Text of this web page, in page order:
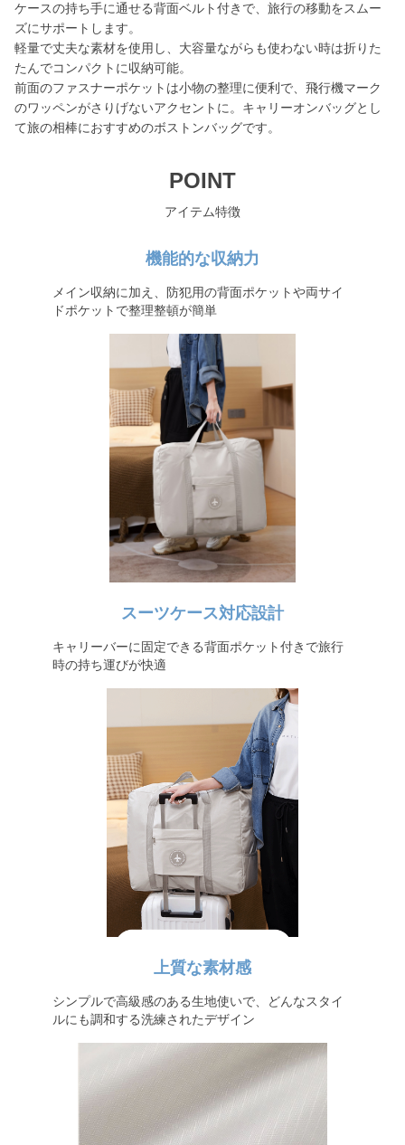
ケースの持ち手に通せる背面ベルト付きで、旅行の移動をスムー
ズにサポートします。
軽量で丈夫な素材を使用し、大容量ながらも使わない時は折りた
たんでコンパクトに収納可能。
前面のファスナーポケットは小物の整理に便利で、飛行機マーク
のワッペンがさりげないアクセントに。キャリーオンバッグとし
て旅の相棒におすすめのボストンバッグです。
POINT
アイテム特徴
機能的な収納力
メイン収納に加え、防犯用の背面ポケットや両サイ
ドポケットで整理整頓が簡単
スーツケース対応設計
キャリーバーに固定できる背面ポケット付きで旅行
時の持ち運びが快適
上質な素材感
シンプルで高級感のある生地使いで、どんなスタイ
ルにも調和する洗練されたデザイン